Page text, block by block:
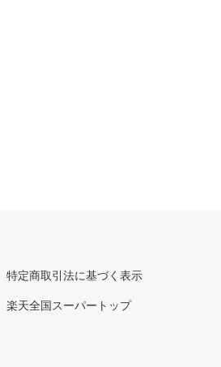
特定商取引法に基づく表示
楽天全国スーパートップ